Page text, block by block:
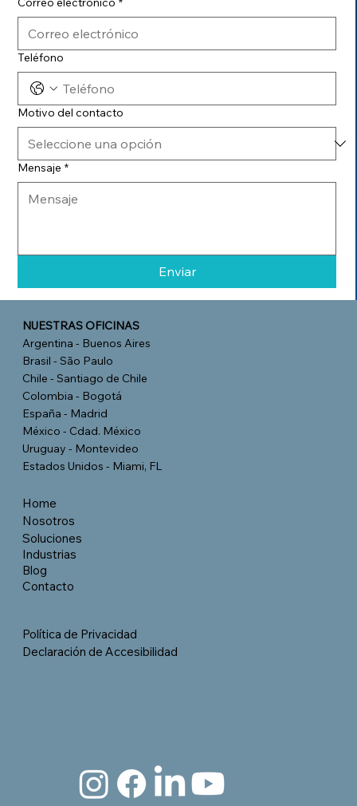
Teléfono
Motivo del contacto
Mensaje *
Enviar
NUESTRAS OFICINAS
Argentina - Buenos Aires
Brasil - São Paulo
Chile - Santiago de Chile
Colombia - Bogotá
España - Madrid
México - Cdad. México
Uruguay - Montevideo
Estados Unidos - Miami, FL
Home
Nosotros
Soluciones
Industrias
Blog
Contacto
Política de Privacidad
Declaración de Accesibilidad